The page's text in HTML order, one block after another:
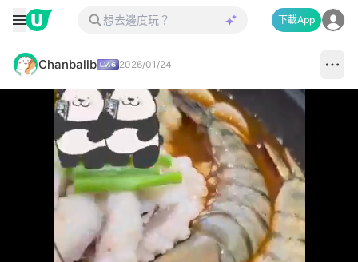
下載App
Chanballb 2026/01/24